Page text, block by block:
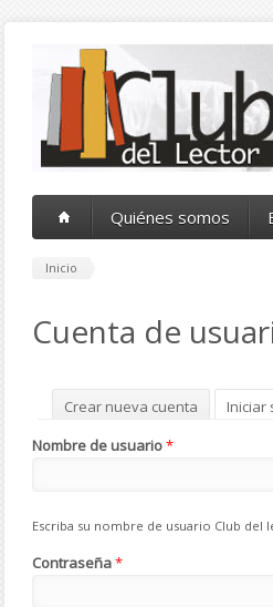
Quiénes somos
Inicio
Cuenta de
Solapas principales
Crear nueva cuenta Iniciar
Nombre de usuario*
Escriba su nombre de usuario Club del
Contraseña*